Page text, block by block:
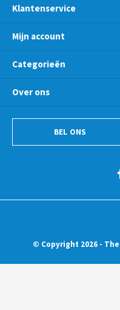
Klantenservice
Mijn account
Categorieën
Over ons
BEL ONS
© Copyright 2026 -